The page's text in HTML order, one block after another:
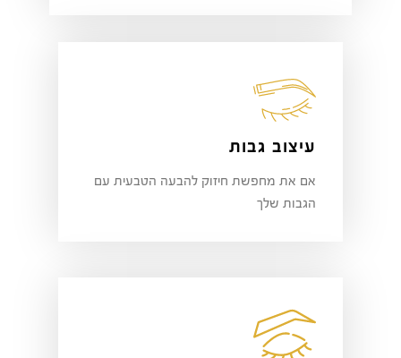
עיצוב גבות
אם את מחפשת חיזוק להבעה הטבעית עם
הגבות שלך